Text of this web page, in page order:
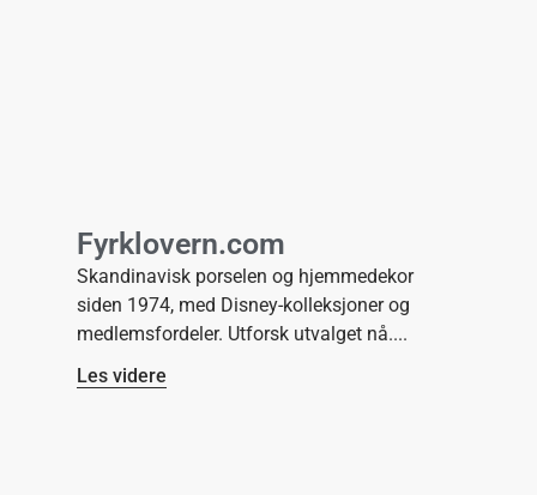
Fyrklovern.com
Skandinavisk porselen og hjemmedekor
siden 1974, med Disney-kolleksjoner og
medlemsfordeler. Utforsk utvalget nå.
Les videre